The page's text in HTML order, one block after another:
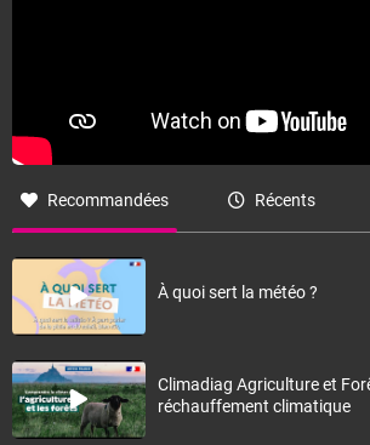
Recommandées Récents
À quoi sert la météo ?
Climadiag Agriculture et
réchauffement climatique